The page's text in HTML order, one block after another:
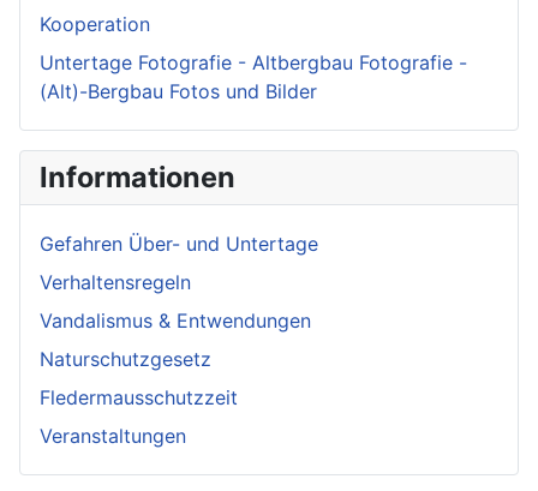
Kooperation
Untertage Fotografie - Altbergbau Fotografie -
(Alt)-Bergbau Fotos und Bilder
Informationen
Gefahren Über- und Untertage
Verhaltensregeln
Vandalismus & Entwendungen
Naturschutzgesetz
Fledermausschutzzeit
Veranstaltungen